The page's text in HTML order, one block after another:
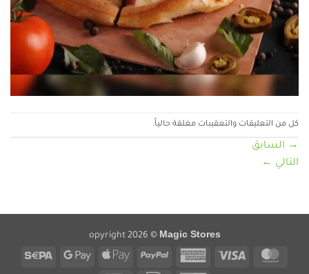
كل من التعليقات والتعقيبات مغلقة حالياً.
→ السابق
التالي ←
opyright 2026 © Magic Stores
MasterCard
Visa
American
Express
PayPal
Apple
Google
Sepa